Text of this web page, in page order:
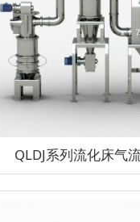
QLDJ系列流化床气